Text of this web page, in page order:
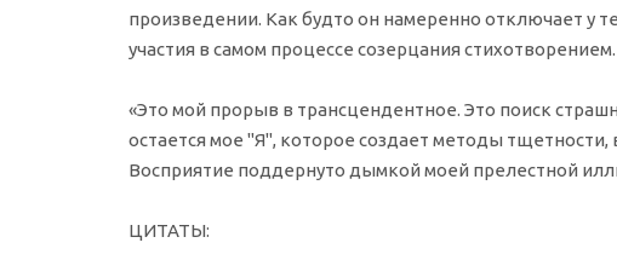
произведении. Как будто он намеренно отключает у
участия в самом процессе созерцания
«Это мой прорыв в трансцендентное. Это поиск
остается мое "Я", которое создает методы
Восприятие поддернуто дымкой моей прелестной
ЦИТАТЫ: